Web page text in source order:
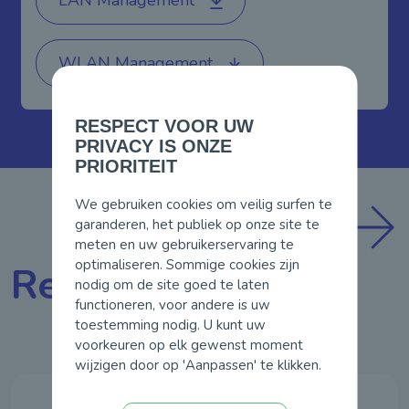
WLAN Management
Referenties
RESPECT VOOR UW
PRIVACY IS ONZE
PRIORITEIT
We gebruiken cookies om veilig surfen te
garanderen, het publiek op onze site te
meten en uw gebruikerservaring te
optimaliseren. Sommige cookies zijn
nodig om de site goed te laten
functioneren, voor andere is uw
toestemming nodig. U kunt uw
voorkeuren op elk gewenst moment
wijzigen door op 'Aanpassen' te klikken.